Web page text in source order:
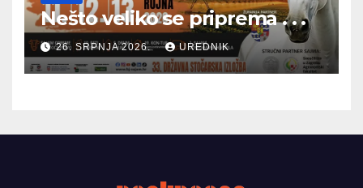
Nešto veliko se priprema . . .
26. SRPNJA 2026. UREDNIK